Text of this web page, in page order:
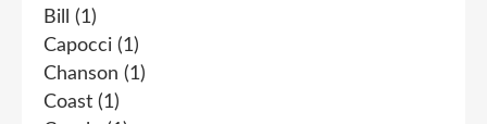
Bill
(1)
Capocci (1)
Chanson (1)
Coast (1)